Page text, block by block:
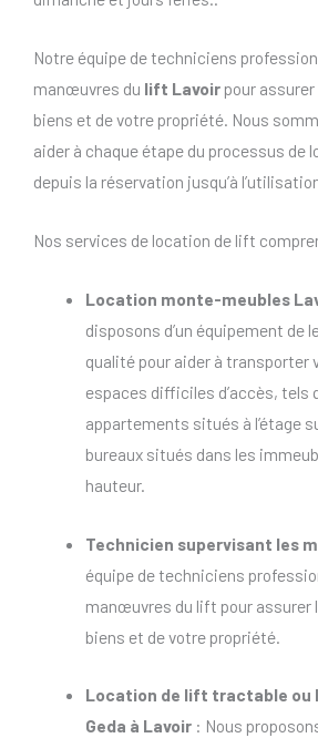
Notre équipe de techniciens
manœuvres du lift Lavoir pour
biens et de votre propriété. Nous
aider à chaque étape du processus de
depuis la réservation jusqu’à
Nos services de location de lift
Location monte-meubles
disposons d’un équipement de
qualité pour aider à transporter
espaces difficiles d’accès, tels
appartements situés à l’étage
bureaux situés dans les
hauteur.
Technicien supervisant les
équipe de techniciens
manœuvres du lift pour assurer
biens et de votre propriété.
Location de lift tractable ou
Geda à Lavoir : Nous